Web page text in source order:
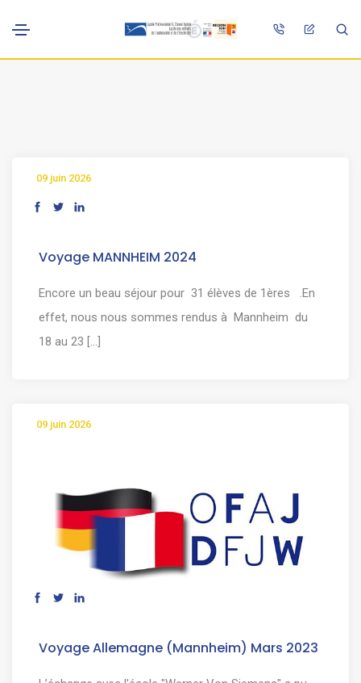
09 juin 2026
Voyage MANNHEIM 2024
Encore un beau séjour pour 31 élèves de 1ères .En
effet, nous nous sommes rendus à Mannheim du
18 au 23 [...]
09 juin 2026
Voyage Allemagne (Mannheim) Mars 2023